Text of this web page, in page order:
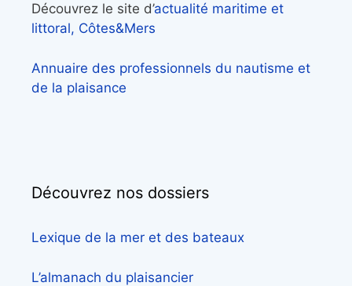
Découvrez le site d’actualité maritime et
littoral, Côtes&Mers
Annuaire des professionnels du nautisme et
de la plaisance
Découvrez nos dossiers
Lexique de la mer et des bateaux
L’almanach du plaisancier